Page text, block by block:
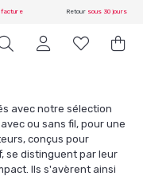
Retour sous 30 jours
avec notre sélection
ou sans fil, pour une
conçus pour
se distinguent par leur
Ils s'avèrent ainsi